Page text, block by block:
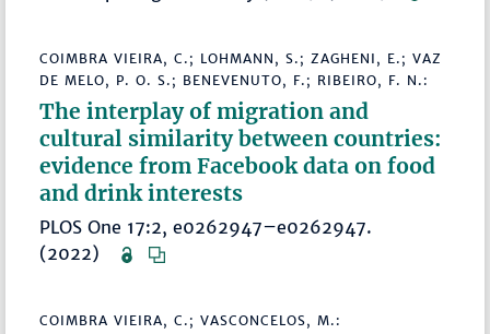
COIMBRA VIEIRA, C.; LOHMANN, S.; ZAGHENI, E.; VAZ
DE MELO, P. O. S.; BENEVENUTO, F.; RIBEIRO, F. N.:
The interplay of migration and
cultural similarity between countries:
evidence from Facebook data on food
and drink interests
PLOS One 17:2, e0262947–e0262947.
(2022)
COIMBRA VIEIRA, C.; VASCONCELOS, M.: